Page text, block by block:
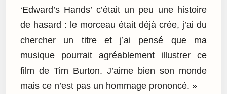
‘Edward’s Hands’ c’était un peu une histoire
de hasard : le morceau était déjà crée, j’ai du
chercher un titre et j’ai pensé que ma
musique pourrait agréablement illustrer ce
film de Tim Burton. J’aime bien son monde
mais ce n’est pas un hommage prononcé. »